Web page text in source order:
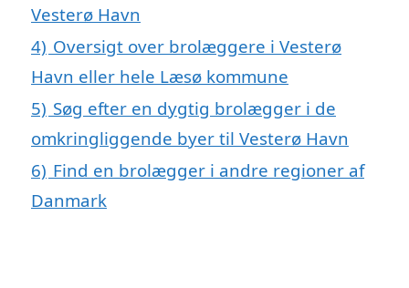
Vesterø Havn
4) Oversigt over brolæggere i Vesterø
Havn eller hele Læsø kommune
5) Søg efter en dygtig brolægger i de
omkringliggende byer til Vesterø Havn
6) Find en brolægger i andre regioner af
Danmark